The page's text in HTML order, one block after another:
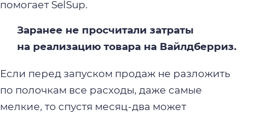
помогает SelSup.
Заранее не просчитали затраты
на реализацию товара на Вайлдберриз.
Если перед запуском продаж не разложить
по полочкам все расходы, даже самые
мелкие, то спустя месяц-два может